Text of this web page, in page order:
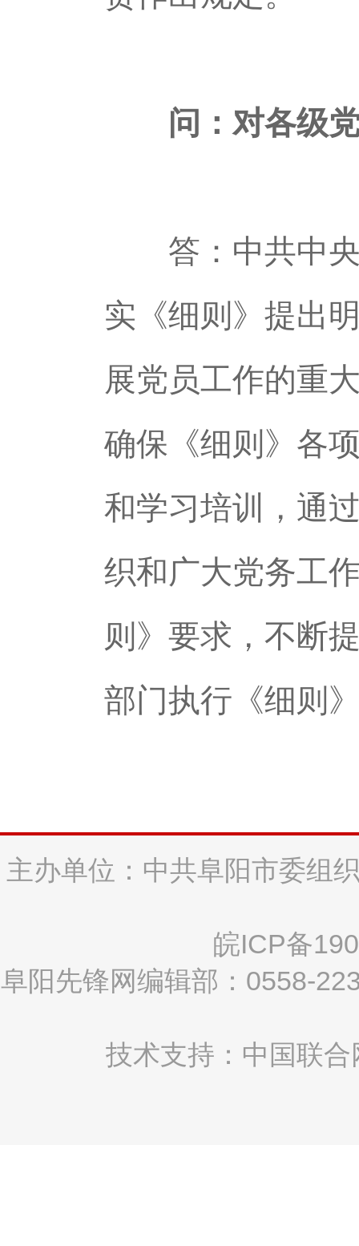
问：对各级党
答：中共中央
实《细则》提出
展党员工作的重
确保《细则》各
和学习培训，通
织和广大党务工
则》要求，不断
部门执行《细则
主办单位：中共阜阳市委组
皖ICP备
阜阳先锋网编辑部：0558-
技术支持：中国联